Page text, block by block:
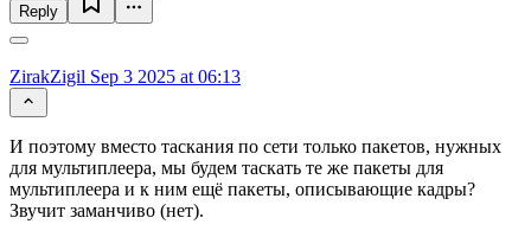
Reply
ZirakZigil Sep 3 2025 at 06:13
И поэтому вместо таскания по сети только пакетов, нужных
для мультиплеера, мы будем таскать те же пакеты для
мультиплеера и к ним ещё пакеты, описывающие кадры?
Звучит заманчиво (нет).